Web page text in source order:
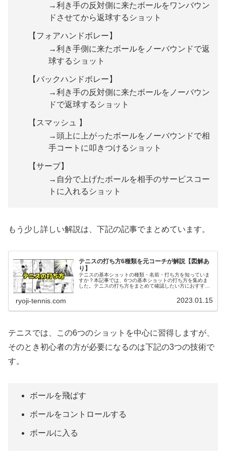
→利き手の反対側に来たボールをワンバウン
ドさせてから返球するショット
【フォアハンドボレー】
→利き手側に来たボールをノーバウンドで返
球するショット
【バックハンドボレー】
→利き手の反対側に来たボールをノーバウン
ドで返球するショット
【スマッシュ 】
→頭上に上がったボールをノーバウンドで相
手コートに叩きつけるショット
【サーブ】
→自分で上げたボールを相手のサービスコー
トに入れるショット
もう少し詳しい解説は、下記の記事でまとめています。
テニスの打ち方6種類を元コーチが解説【図解あ
り】
テニスの基本ショットの種類・名前・打ち方を知っていま
すか？本記事では、6つの基本ショットの打ち方を集めま
した。テニスの打ち方をまとめて確認したい方におすすめ
ryoji-tennis.com 2023.01.15
テニスでは、この6つのショットを中心に習得しますが、
そのとき初心者の方が必要になるのは下記の3つの技術で
す。
ボールを飛ばす
ボールをコントロールする
ボールに入る